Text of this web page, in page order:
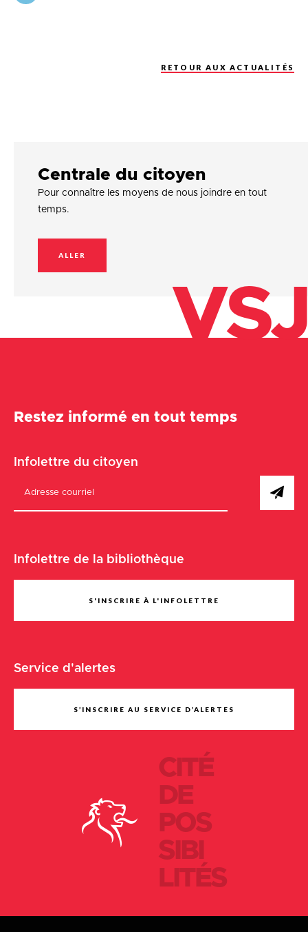
RETOUR AUX ACTUALITÉS
Centrale du citoyen
Pour connaître les moyens de nous joindre en tout
temps.
ALLER
VSJ
CITÉ
DE
POS
SIBI
LITÉS
Restez informé en tout temps
Infolettre du citoyen
Infolettre de la bibliothèque
S'INSCRIRE À L'INFOLETTRE
Service d'alertes
S’INSCRIRE AU SERVICE D’ALERTES